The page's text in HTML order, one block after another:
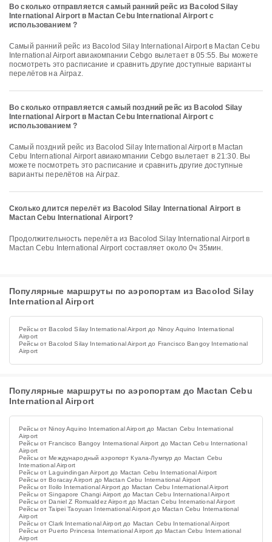
Во сколько отправляется самый ранний рейс из Bacolod Silay
International Airport в Mactan Cebu International Airport с
использованием ?
Самый ранний рейс из Bacolod Silay International Airport в Mactan Cebu
International Airport авиакомпании Cebgo вылетает в 05:55. Вы можете
посмотреть это расписание и сравнить другие доступные варианты
перелётов на Airpaz.
Во сколько отправляется самый поздний рейс из Bacolod Silay
International Airport в Mactan Cebu International Airport с
использованием ?
Самый поздний рейс из Bacolod Silay International Airport в Mactan
Cebu International Airport авиакомпании Cebgo вылетает в 21:30. Вы
можете посмотреть это расписание и сравнить другие доступные
варианты перелётов на Airpaz.
Сколько длится перелёт из Bacolod Silay International Airport в
Mactan Cebu International Airport?
Продолжительность перелёта из Bacolod Silay International Airport в
Mactan Cebu International Airport составляет около 0ч 35мин.
Популярные маршруты по аэропортам из Bacolod Silay
International Airport
Рейсы от Bacolod Silay International Airport до Ninoy Aquino International
Airport
Рейсы от Bacolod Silay International Airport до Francisco Bangoy International
Airport
Популярные маршруты по аэропортам до Mactan Cebu
International Airport
Рейсы от Ninoy Aquino International Airport до Mactan Cebu International
Airport
Рейсы от Francisco Bangoy International Airport до Mactan Cebu International
Airport
Рейсы от Международный аэропорт Куала-Лумпур до Mactan Cebu
International Airport
Рейсы от Laguindingan Airport до Mactan Cebu International Airport
Рейсы от Boracay Airport до Mactan Cebu International Airport
Рейсы от Iloilo International Airport до Mactan Cebu International Airport
Рейсы от Singapore Changi Airport до Mactan Cebu International Airport
Рейсы от Daniel Z Romualdez Airport до Mactan Cebu International Airport
Рейсы от Taipei Taoyuan International Airport до Mactan Cebu International
Airport
Рейсы от Clark International Airport до Mactan Cebu International Airport
Рейсы от Puerto Princesa International Airport до Mactan Cebu International
Airport